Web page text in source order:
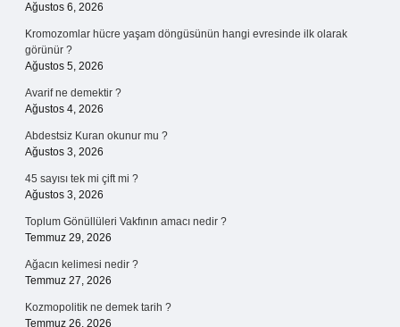
Ağustos 6, 2026
Kromozomlar hücre yaşam döngüsünün hangi evresinde ilk olarak
görünür ?
Ağustos 5, 2026
Avarif ne demektir ?
Ağustos 4, 2026
Abdestsiz Kuran okunur mu ?
Ağustos 3, 2026
45 sayısı tek mi çift mi ?
Ağustos 3, 2026
Toplum Gönüllüleri Vakfının amacı nedir ?
Temmuz 29, 2026
Ağacın kelimesi nedir ?
Temmuz 27, 2026
Kozmopolitik ne demek tarih ?
Temmuz 26, 2026